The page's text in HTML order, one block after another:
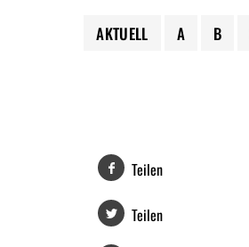
AKTUELL A B
Teilen
Teilen